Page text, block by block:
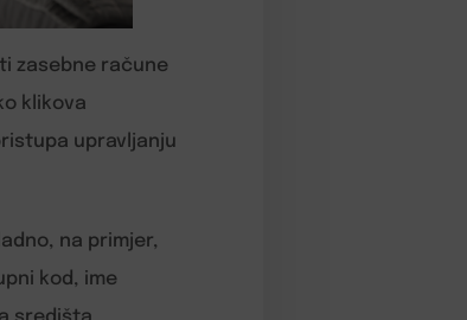
zasebne račune
klikova
upravljanju
na primjer,
kod, ime